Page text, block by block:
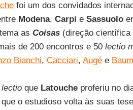
foi um dos convidados
Modena, Carpi e Sassuolo
as Coisas(direção científica
de 200 encontros e 50 lectio
Bianchi, Cacciari, Augée
lectioque Latouche proferiu no
o estudioso volta às suas